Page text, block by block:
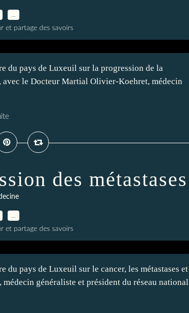
et partage des savoirs
du pays de Luxeuil sur la progression de la
avec le Docteur Martial Olivier-Koehret, médecin
des métastases
et partage des savoirs
pays de Luxeuil sur le cancer, les métastases et
généraliste et président du réseau national